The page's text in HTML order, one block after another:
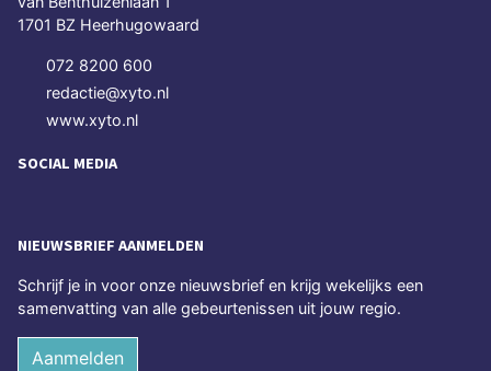
1701 BZ Heerhugowaard
072 8200 600
redactie@xyto.nl
www.xyto.nl
SOCIAL MEDIA
NIEUWSBRIEF AANMELDEN
Schrijf je in voor onze nieuwsbrief en krijg wekelijks een
samenvatting van alle gebeurtenissen uit jouw regio.
Aanmelden